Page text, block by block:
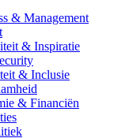
& Management
& Inspiratie
& Inclusie
& Financiën